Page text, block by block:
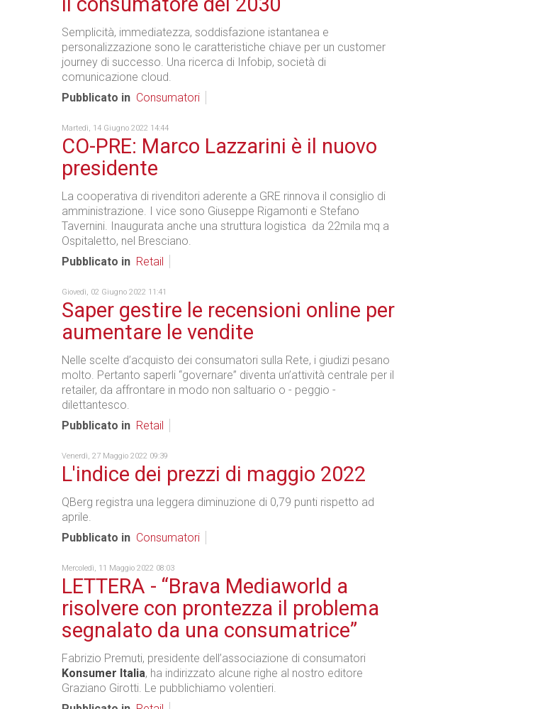
Semplicità, immediatezza, soddisfazione istantanea e
personalizzazione sono le caratteristiche chiave per un customer
journey di successo. Una ricerca di Infobip, società di
comunicazione cloud.
Pubblicato in Consumatori
Martedì, 14 Giugno 2022 14:44
CO-PRE: Marco Lazzarini è il nuovo
presidente
La cooperativa di rivenditori aderente a GRE rinnova il consiglio di
amministrazione. I vice sono Giuseppe Rigamonti e Stefano
Tavernini. Inaugurata anche una struttura logistica da 22mila mq a
Ospitaletto, nel Bresciano.
Pubblicato in Retail
Giovedì, 02 Giugno 2022 11:41
Saper gestire le recensioni online per
aumentare le vendite
Nelle scelte d’acquisto dei consumatori sulla Rete, i giudizi pesano
molto. Pertanto saperli “governare” diventa un’attività centrale per il
retailer, da affrontare in modo non saltuario o - peggio -
dilettantesco.
Pubblicato in Retail
Venerdì, 27 Maggio 2022 09:39
L'indice dei prezzi di maggio 2022
QBerg registra una leggera diminuzione di 0,79 punti rispetto ad
aprile.
Pubblicato in Consumatori
Mercoledì, 11 Maggio 2022 08:03
LETTERA - “Brava Mediaworld a
risolvere con prontezza il problema
segnalato da una consumatrice”
Fabrizio Premuti, presidente dell’associazione di consumatori
Konsumer Italia, ha indirizzato alcune righe al nostro editore
Graziano Girotti. Le pubblichiamo volentieri.